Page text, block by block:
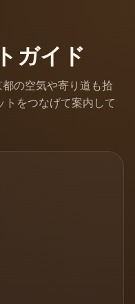
ガイド
の空気や寄り道も拾
トをつなげて案内して